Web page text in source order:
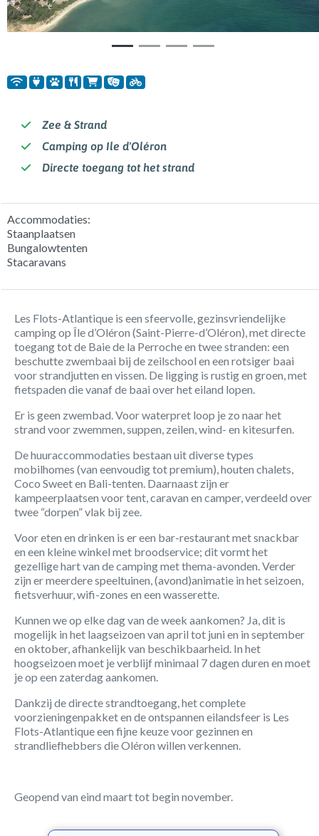
Zee & Strand
Camping op Ile d'Oléron
Directe toegang tot het strand
Accommodaties:
Staanplaatsen
Bungalowtenten
Stacaravans
Les Flots-Atlantique is een sfeervolle, gezinsvriendelijke
camping op Île d’Oléron (Saint-Pierre-d’Oléron), met directe
toegang tot de Baie de la Perroche en twee stranden: een
beschutte zwembaai bij de zeilschool en een rotsiger baai
voor strandjutten en vissen. De ligging is rustig en groen, met
fietspaden die vanaf de baai over het eiland lopen.
Er is geen zwembad. Voor waterpret loop je zo naar het
strand voor zwemmen, suppen, zeilen, wind- en kitesurfen.
De huuraccommodaties bestaan uit diverse types
mobilhomes (van eenvoudig tot premium), houten chalets,
Coco Sweet en Bali-tenten. Daarnaast zijn er
kampeerplaatsen voor tent, caravan en camper, verdeeld over
twee “dorpen” vlak bij zee.
Voor eten en drinken is er een bar-restaurant met snackbar
en een kleine winkel met broodservice; dit vormt het
gezellige hart van de camping met thema-avonden. Verder
zijn er meerdere speeltuinen, (avond)animatie in het seizoen,
fietsverhuur, wifi-zones en een wasserette.
Kunnen we op elke dag van de week aankomen? Ja, dit is
mogelijk in het laagseizoen van april tot juni en in september
en oktober, afhankelijk van beschikbaarheid. In het
hoogseizoen moet je verblijf minimaal 7 dagen duren en moet
je op een zaterdag aankomen.
Dankzij de directe strandtoegang, het complete
voorzieningenpakket en de ontspannen eilandsfeer is Les
Flots-Atlantique een fijne keuze voor gezinnen en
strandliefhebbers die Oléron willen verkennen.
Geopend van eind maart tot begin november.